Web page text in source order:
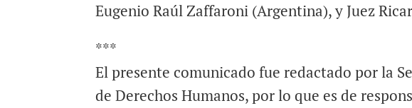
Eugenio Raúl Zaffaroni (Argentina), y Juez
***
El presente comunicado fue redactado por la
de Derechos Humanos, por lo que es de